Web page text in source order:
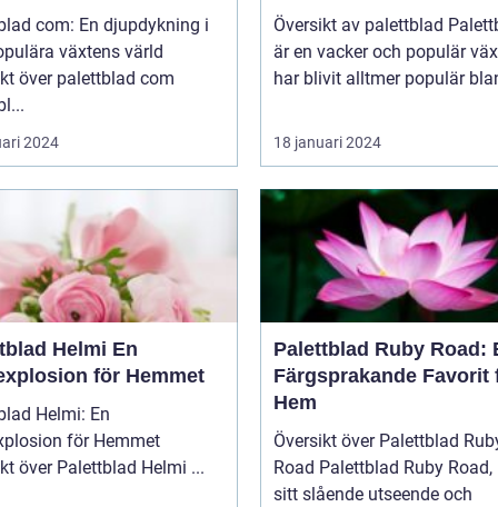
com: En djupdykning i
växtens värld
över palettblad com
2024
växt
Översikt av palettblad Palettblad
är en vacker och populär
har blivit alltmer populär
18 januari 2024
Helmi En
för Hemmet
Helmi: En
för Hemmet
Översikt över Palettblad Helmi ...
Palettblad Ruby Road:
Färgsprakande Favorit
Hem
Översikt över Palettblad
Road Palettblad Ruby Road, med
sitt slående utseende och